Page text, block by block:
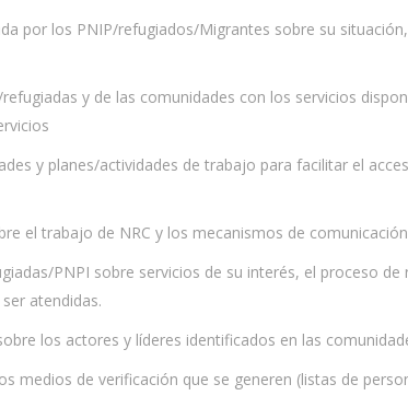
por los PNIP/refugiados/Migrantes sobre su
y de las comunidades con los servicios
y planes/actividades de trabajo para facilitar el
el trabajo de NRC y los mecanismos de
PNPI sobre servicios de su interés, el proceso
atendidas.
los actores y líderes identificados en las
medios de verificación que se generen (listas de